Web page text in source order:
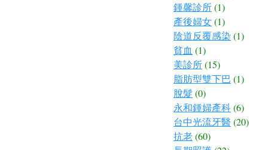
鍾馨診所(1)
產後婦女(1)
陰道反覆感染 (1)
貧血 (1)
美診所(15)
脂肪型雙下巴 (1)
脫髮 (0)
永和鍾婦產科(6)
台中光流牙醫(20)
抗老(60)